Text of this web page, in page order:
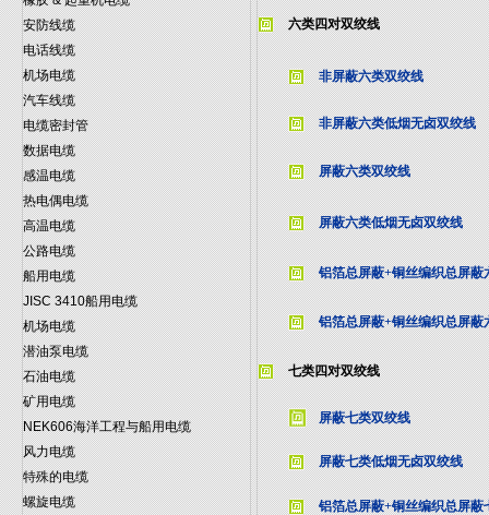
安防线缆
电话线缆
机场电缆
汽车线缆
电缆密封管
数据电缆
感温电缆
热电偶电缆
高温电缆
公路电缆
船用电缆
JISC 3410船用电缆
机场电缆
潜油泵电缆
石油电缆
矿用电缆
NEK606海洋工程与船用电缆
风力电缆
特殊的电缆
螺旋电缆
六类四对双绞线
非屏蔽六类双绞线
非屏蔽六类低烟无卤双绞线
屏蔽六类双绞线
屏蔽六类低烟无卤双绞线
铝箔总屏蔽+铜丝编织总屏蔽
铝箔总屏蔽+铜丝编织总屏蔽
七类四对双绞线
屏蔽七类双绞线
屏蔽七类低烟无卤双绞线
铝箔总屏蔽+铜丝编织总屏蔽